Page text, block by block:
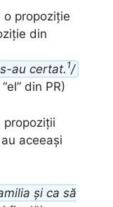
o propoziție
din
au certat.1/
din PR)
propoziții
aceeași
și ca să